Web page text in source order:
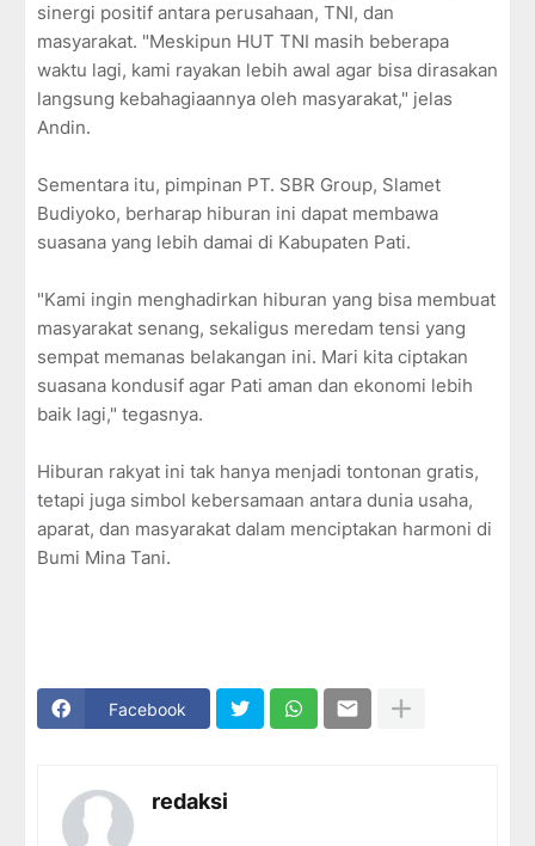
sinergi positif antara perusahaan, TNI, dan
masyarakat. "Meskipun HUT TNI masih beberapa
waktu lagi, kami rayakan lebih awal agar bisa dirasakan
langsung kebahagiaannya oleh masyarakat," jelas
Andin.
Sementara itu, pimpinan PT. SBR Group, Slamet
Budiyoko, berharap hiburan ini dapat membawa
suasana yang lebih damai di Kabupaten Pati.
"Kami ingin menghadirkan hiburan yang bisa membuat
masyarakat senang, sekaligus meredam tensi yang
sempat memanas belakangan ini. Mari kita ciptakan
suasana kondusif agar Pati aman dan ekonomi lebih
baik lagi," tegasnya.
Hiburan rakyat ini tak hanya menjadi tontonan gratis,
tetapi juga simbol kebersamaan antara dunia usaha,
aparat, dan masyarakat dalam menciptakan harmoni di
Bumi Mina Tani.
Facebook
redaksi